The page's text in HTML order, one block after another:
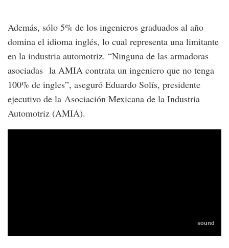
Además, sólo 5% de los ingenieros graduados al año
domina el idioma inglés, lo cual representa una limitante
en la industria automotriz. “Ninguna de las armadoras
asociadas la AMIA contrata un ingeniero que no tenga
100% de ingles”, aseguró Eduardo Solís, presidente
ejecutivo de la Asociación Mexicana de la Industria
Automotriz (AMIA).